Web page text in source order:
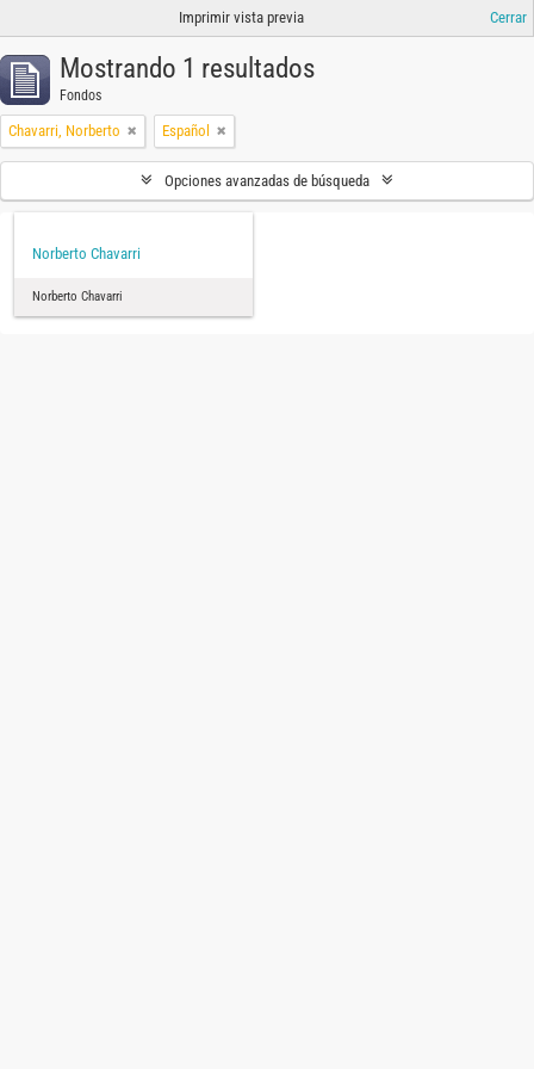
Imprimir vista previa Cerrar
Mostrando 1 resultados
Fondos
Chavarri, Norberto Español
Opciones avanzadas de búsqueda
Norberto Chavarri
Norberto Chavarri